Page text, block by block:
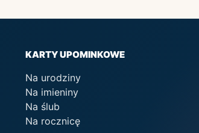
KARTY UPOMINKOWE
Na urodziny
Na imieniny
Na ślub
Na rocznicę